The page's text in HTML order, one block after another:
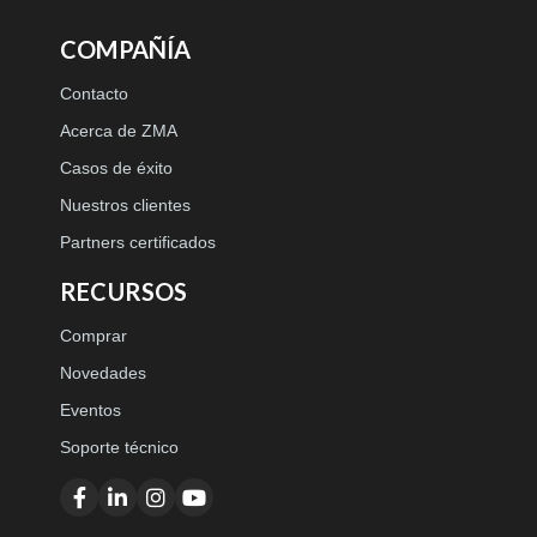
COMPAÑÍA
Contacto
Acerca de ZMA
Casos de éxito
Nuestros clientes
Partners certificados
RECURSOS
Comprar
Novedades
Eventos
Soporte técnico